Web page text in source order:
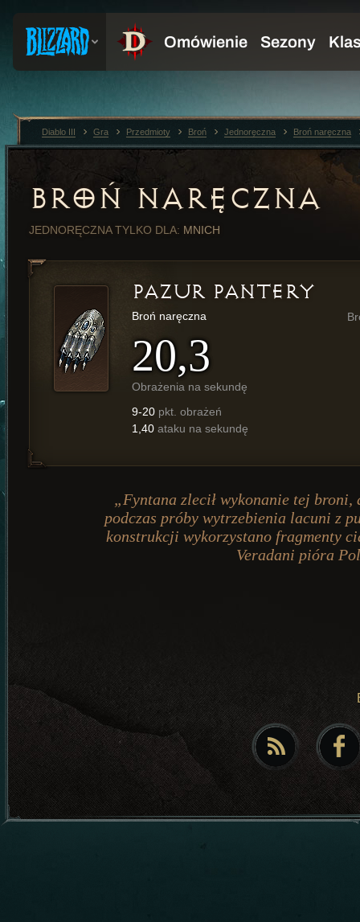
BROŃ NARĘCZNA
JEDNORĘCZNATYLKO DLA: MNICH
PAZUR PANTERY
Broń naręczna
20,3
Obrażenia na sekundę
9-20 pkt. obrażeń
1,40 ataku na sekundę
„Fyntana zlecił wykonanie tej broni,
podczas próby wytrzebienia lacuni z
konstrukcji wykorzystano fragmenty
Veradani pióra
Diablo III Gra Przedmioty Broń Jednoręczna Broń naręczna